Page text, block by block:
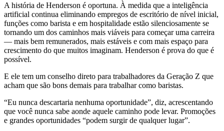
A história de Henderson é oportuna. À medida que a inteligência
artificial continua eliminando empregos de escritório de nível inicial,
funções como barista e em hospitalidade estão silenciosamente se
tornando um dos caminhos mais viáveis para começar uma carreira
— mais bem remunerados, mais estáveis e com mais espaço para
crescimento do que muitos imaginam. Henderson é prova do que é
possível.
E ele tem um conselho direto para trabalhadores da Geração Z que
acham que são bons demais para trabalhar como baristas.
“Eu nunca descartaria nenhuma oportunidade”, diz, acrescentando
que você nunca sabe aonde aquele caminho pode levar. Promoções
e grandes oportunidades “podem surgir de qualquer lugar”.